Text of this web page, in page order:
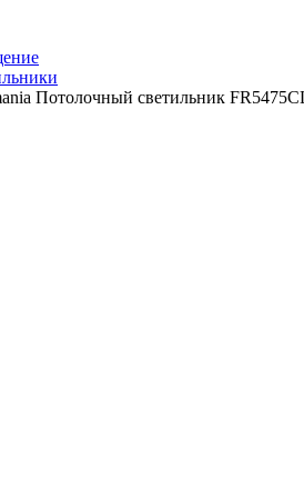
Потолочный светильник